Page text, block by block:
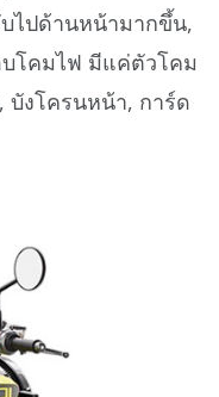
ไปด้านหน้ามากขึ้น,
บโคมไฟ มีแค่ตัวโคม
บังโครนหน้า, การ์ด